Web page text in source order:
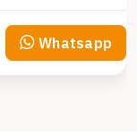
Whatsapp